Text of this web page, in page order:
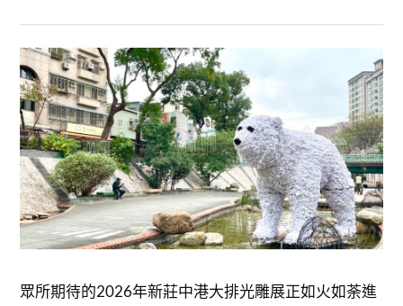
眾所期待的2026年新莊中港大排光雕展正如火如荼進